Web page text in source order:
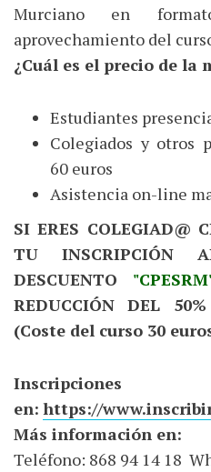
Murciano en
aprovechamiento del
¿Cuál es el precio de la
Estudiantes
Colegiados y otros
60 euros
Asistencia on-line
SI ERES COLEGIAD@
TU INSCRIPCIÓN
DESCUENTO
REDUCCIÓN DEL
(Coste del curso 30
Inscripciones
en: https://
Más información en:
Teléfono: 868 94 14 18